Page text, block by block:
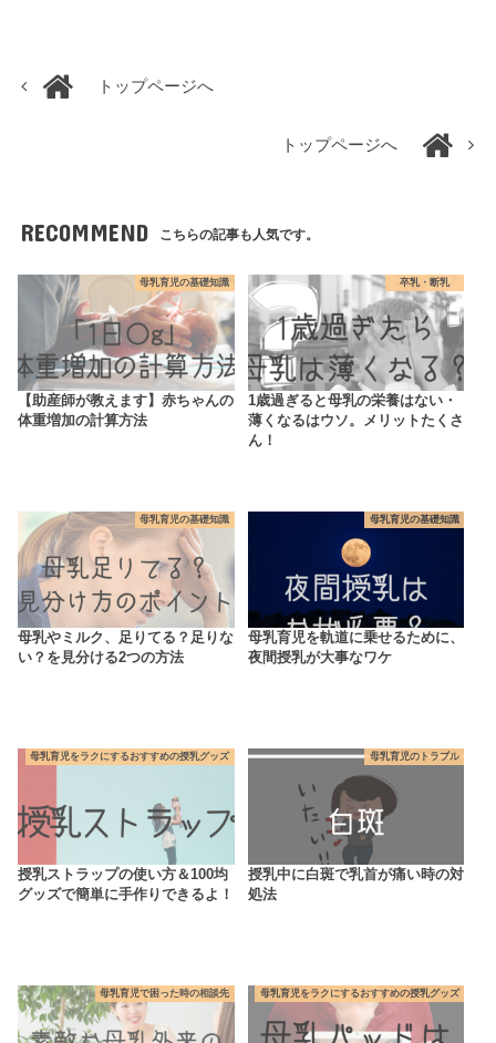
トップページへ
トップページへ
RECOMMEND こちらの記事も人気です。
母乳育児の基礎知識
【助産師が教えます】赤ちゃんの
体重増加の計算方法
卒乳・断乳
1歳過ぎると母乳の栄養はない・
薄くなるはウソ。メリットたくさ
ん！
母乳育児の基礎知識
母乳やミルク、足りてる？足りな
い？を見分ける2つの方法
母乳育児の基礎知識
母乳育児を軌道に乗せるために、
夜間授乳が大事なワケ
母乳育児をラクにするおすすめの授乳グッズ
授乳ストラップの使い方＆100均
グッズで簡単に手作りできるよ！
母乳育児のトラブル
授乳中に白斑で乳首が痛い時の対
処法
母乳育児で困った時の相談先 母乳育児をラクにするおすすめの授乳グッズ